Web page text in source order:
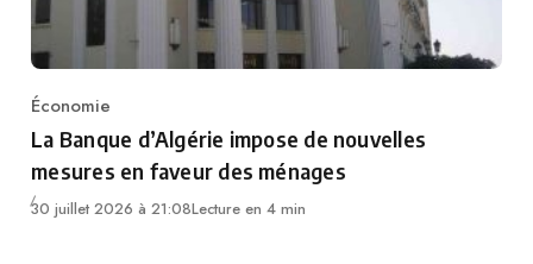
Category
Économie
La Banque d’Algérie impose de nouvelles
mesures en faveur des ménages
30 juillet 2026 à 21:08Lecture en 4 min